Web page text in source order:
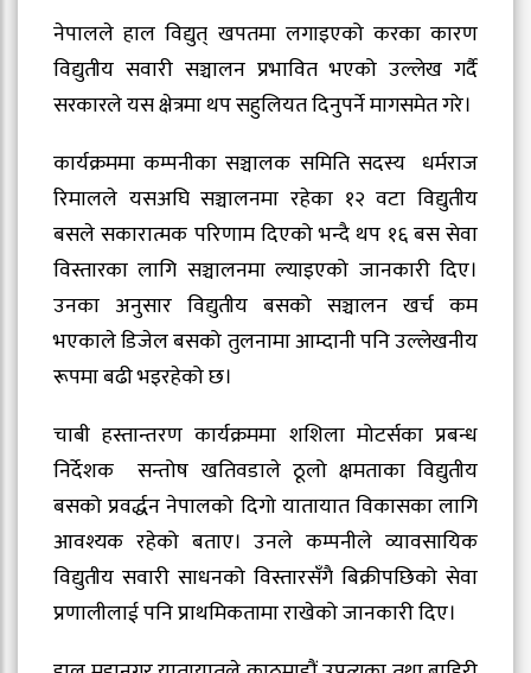
नेपालले हाल विद्युत् खपतमा लगाइएको करका कारण
विद्युतीय सवारी सञ्चालन प्रभावित भएको उल्लेख गर्दै
सरकारले यस क्षेत्रमा थप सहुलियत दिनुपर्ने मागसमेत गरे।
कार्यक्रममा कम्पनीका सञ्चालक समिति सदस्य धर्मराज
रिमालले यसअघि सञ्चालनमा रहेका १२ वटा विद्युतीय
बसले सकारात्मक परिणाम दिएको भन्दै थप १६ बस सेवा
विस्तारका लागि सञ्चालनमा ल्याइएको जानकारी दिए।
उनका अनुसार विद्युतीय बसको सञ्चालन खर्च कम
भएकाले डिजेल बसको तुलनामा आम्दानी पनि उल्लेखनीय
रूपमा बढी भइरहेको छ।
चाबी हस्तान्तरण कार्यक्रममा शशिला मोटर्सका प्रबन्ध
निर्देशक सन्तोष खतिवडाले ठूलो क्षमताका विद्युतीय
बसको प्रवर्द्धन नेपालको दिगो यातायात विकासका लागि
आवश्यक रहेको बताए। उनले कम्पनीले व्यावसायिक
विद्युतीय सवारी साधनको विस्तारसँगै बिक्रीपछिको सेवा
प्रणालीलाई पनि प्राथमिकतामा राखेको जानकारी दिए।